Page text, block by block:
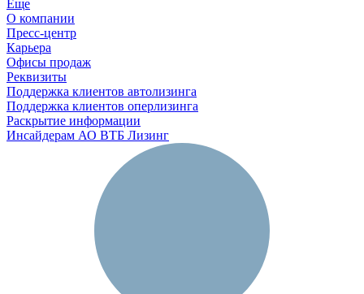
Еще
О компании
Пресс-центр
Карьера
Офисы продаж
Реквизиты
Поддержка клиентов автолизинга
Поддержка клиентов оперлизинга
Раскрытие информации
Инсайдерам АО ВТБ Лизинг